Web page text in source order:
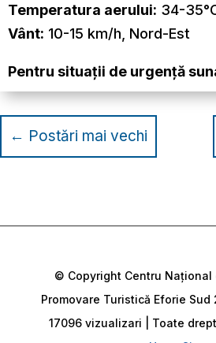
Temperatura aerului: 34-
Vânt: 10-15 km/h, Nord-Est
Pentru situații de urgență
← Postări mai vechi
© Copyright Centru Național
Promovare Turistică Eforie
17096 vizualizari | Toate